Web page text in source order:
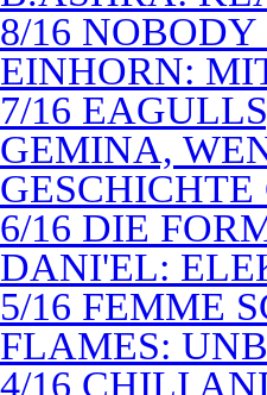
8/16
EINHORN:
7/16
GEMINA,
6/16 DIE
DANI'EL:
5/16 FEMME
FLAMES:
4/16 CHILI